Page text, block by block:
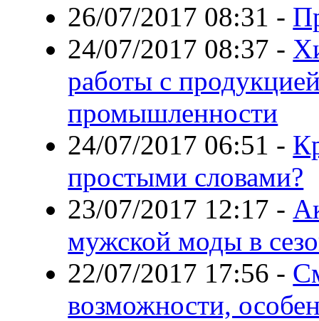
26/07/2017 08:31 -
24/07/2017 08:37 -
работы с
промышленности
24/07/2017 06:51 -
простыми словами?
23/07/2017 12:17 -
мужской моды в
22/07/2017 17:56 -
возможности,